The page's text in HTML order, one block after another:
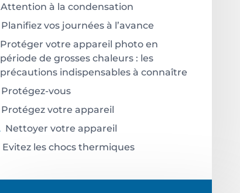
Attention à la condensation
Planifiez vos journées à l’avance
Protéger votre appareil photo en
période de grosses chaleurs : les
précautions indispensables à connaître
Protégez-vous
Protégez votre appareil
Nettoyer votre appareil
Evitez les chocs thermiques